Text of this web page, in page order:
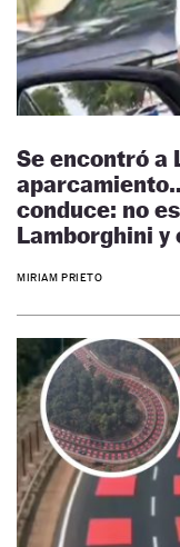
Se encontró a
conduce: no
Lamborghini y
MIRIAM PRIETO